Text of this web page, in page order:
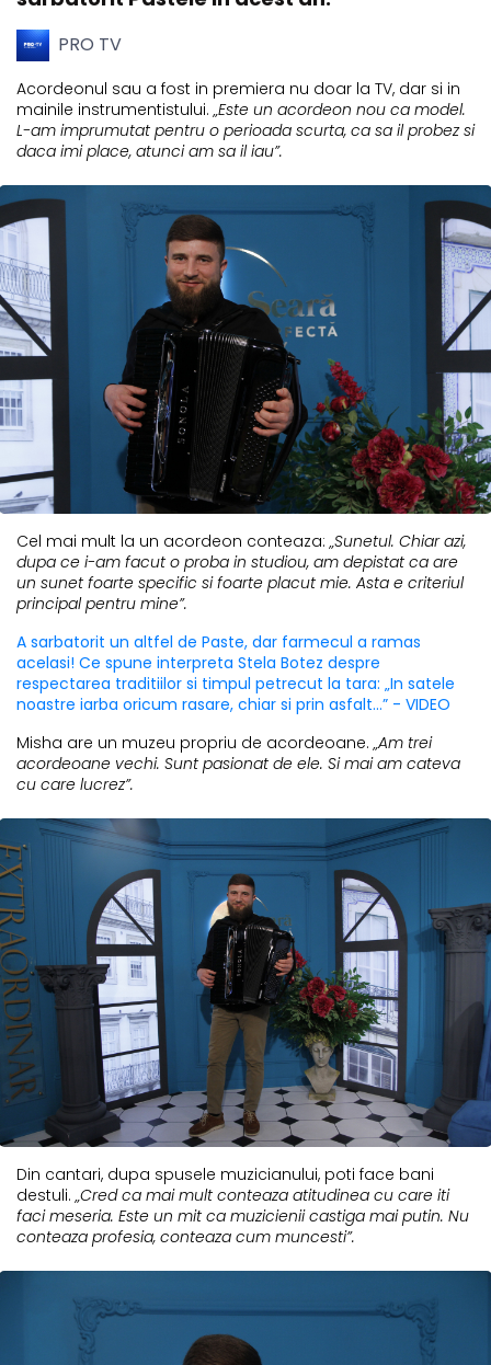
PRO TV
Acordeonul sau a fost in premiera nu doar la TV, dar si in
mainile instrumentistului. „Este un acordeon nou ca model.
L-am imprumutat pentru o perioada scurta, ca sa il probez si
daca imi place, atunci am sa il iau”.
Cel mai mult la un acordeon conteaza: „Sunetul. Chiar azi,
dupa ce i-am facut o proba in studiou, am depistat ca are
un sunet foarte specific si foarte placut mie. Asta e criteriul
principal pentru mine”.
A sarbatorit un altfel de Paste, dar farmecul a ramas
acelasi! Ce spune interpreta Stela Botez despre
respectarea traditiilor si timpul petrecut la tara: „In satele
noastre iarba oricum rasare, chiar si prin asfalt...” - VIDEO
Misha are un muzeu propriu de acordeoane. „Am trei
acordeoane vechi. Sunt pasionat de ele. Si mai am cateva
cu care lucrez”.
Din cantari, dupa spusele muzicianului, poti face bani
destuli. „Cred ca mai mult conteaza atitudinea cu care iti
faci meseria. Este un mit ca muzicienii castiga mai putin. Nu
conteaza profesia, conteaza cum muncesti”.